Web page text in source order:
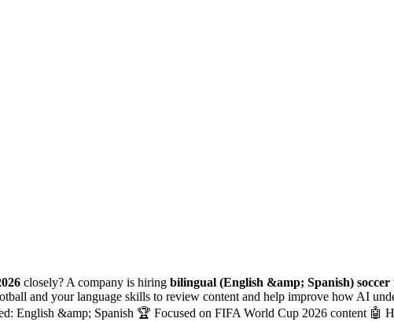
closely? A company is hiring bilingual (English &amp; Spanish) soccer
and your language skills to review content and help improve how AI
English &amp; Spanish 🏆 Focused on FIFA World Cup 2026 content 🤖